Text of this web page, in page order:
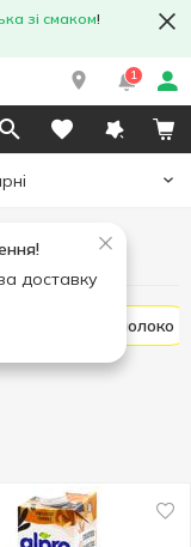
зі смаком!
1
доставку
Рослинне молоко